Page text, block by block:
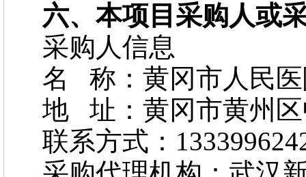
六、本项目采购人或
采购人信息
名 称：黄冈市人民
地 址：黄冈市黄州
联系方式：